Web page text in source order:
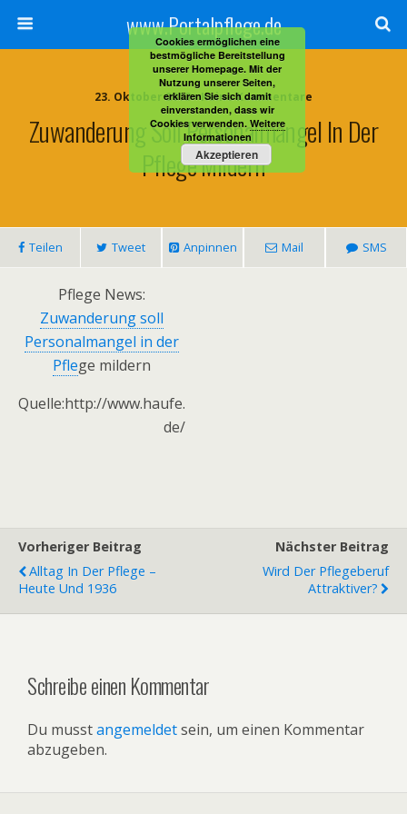
www.Portalpflege.de
23. Oktober 2013 • Keine Kommentare
Zuwanderung Soll Personalmangel In Der
Pflege Mildern
Teilen Tweet Anpinnen Mail SMS
Pflege News:
Zuwanderung soll
Personalmangel in der
Pflege mildern
Quelle:http://www.haufe.
de/
Vorheriger Beitrag
Alltag In Der Pflege –
Heute Und 1936
Nächster Beitrag
Wird Der Pflegeberuf
Attraktiver?
Schreibe einen Kommentar
Du musstangemeldetsein, um einen Kommentar
abzugeben.
Cookies ermöglichen eine
bestmögliche Bereitstellung
unserer Homepage. Mit der
Nutzung unserer Seiten,
erklären Sie sich damit
einverstanden, dass wir
Cookies verwenden. Weitere
Informationen
Akzeptieren